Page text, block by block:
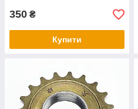
350 ₴
Купити